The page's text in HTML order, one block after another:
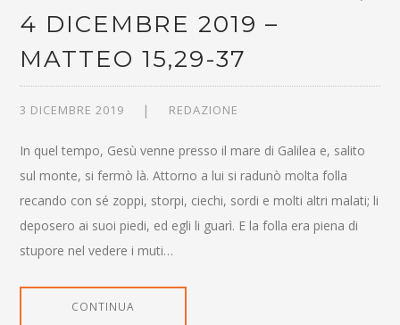
4 DICEMBRE 2019 –
MATTEO 15,29-37
3 DICEMBRE 2019 REDAZIONE
In quel tempo, Gesù venne presso il mare di Galilea e, salito
sul monte, si fermò là. Attorno a lui si radunò molta folla
recando con sé zoppi, storpi, ciechi, sordi e molti altri malati; li
deposero ai suoi piedi, ed egli li guarì. E la folla era piena di
stupore nel vedere i muti…
CONTINUA